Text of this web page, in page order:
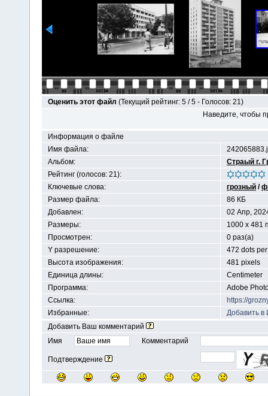
Оценить этот файл (Текущий рейтинг: 5 / 5 - Голосов: 21)
Наведите, чтобы
Информация о файле
Имя файла:
Альбом:
Страый г.
Рейтинг (голосов: 21):
Ключевые слова:
грозный /
Размер файла:
86 КБ
Добавлен:
02 Апр,
Размеры:
1000 x 481
Просмотрен:
0 раз(а)
Y разрешение:
472 dots
Высота изображения:
481 pixels
Единица длины:
Centimeter
Программа:
Adobe
Ссылка:
https://
Избранные:
Добавить в
Добавить Ваш комментарий
Имя
Комментарий
Подтверждение